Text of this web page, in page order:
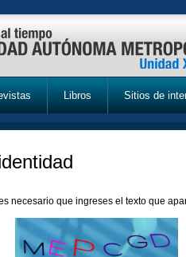
Libros Sitios de
necesario que ingreses el texto que